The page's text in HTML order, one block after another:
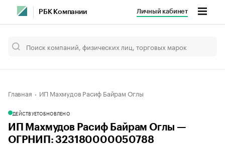
РБК Компании Личный кабинет
Главная ИП Махмудов Расиф Байрам Оглы
ДЕЙСТВУЕТОБНОВЛЕНО
ИП Махмудов Расиф Байрам Оглы —
ОГРНИП: 323180000050788